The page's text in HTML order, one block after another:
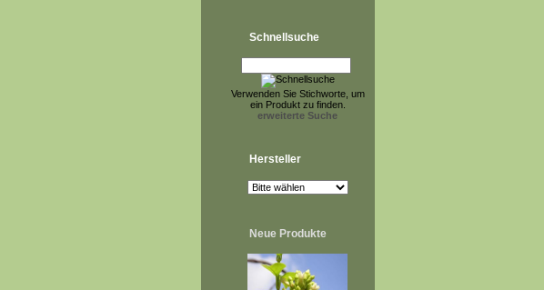
Schnellsuche
Verwenden Sie Stichworte, um
ein Produkt zu finden.
erweiterte Suche
Hersteller
Neue Produkte